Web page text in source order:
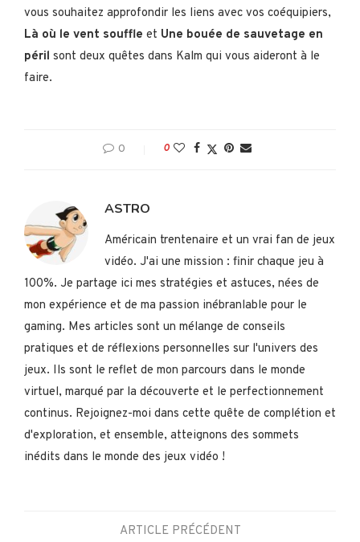
vous souhaitez approfondir les liens avec vos coéquipiers,
Là où le vent souffle et Une bouée de sauvetage en
péril sont deux quêtes dans Kalm qui vous aideront à le
faire.
0 0
ASTRO
Américain trentenaire et un vrai fan de jeux
vidéo. J'ai une mission : finir chaque jeu à
100%. Je partage ici mes stratégies et astuces, nées de
mon expérience et de ma passion inébranlable pour le
gaming. Mes articles sont un mélange de conseils
pratiques et de réflexions personnelles sur l'univers des
jeux. Ils sont le reflet de mon parcours dans le monde
virtuel, marqué par la découverte et le perfectionnement
continus. Rejoignez-moi dans cette quête de complétion et
d'exploration, et ensemble, atteignons des sommets
inédits dans le monde des jeux vidéo !
ARTICLE PRÉCÉDENT